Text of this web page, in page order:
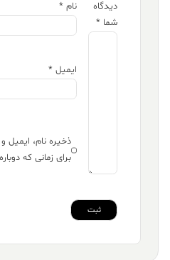
دیدگاه
شما *
نام *
ایمیل *
ذخیره نام، ایمیل
برای زمانی که